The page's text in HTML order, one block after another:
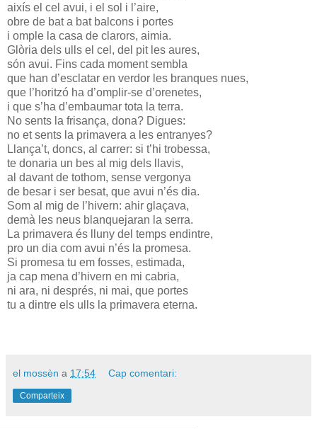
aixís el cel avui, i el sol i l’aire,
obre de bat a bat balcons i portes
i omple la casa de clarors, aimia.
Glòria dels ulls el cel, del pit les aures,
són avui. Fins cada moment sembla
que han d’esclatar en verdor les branques nues,
que l’horitzó ha d’omplir-se d’orenetes,
i que s’ha d’embaumar tota la terra.
No sents la frisança, dona? Digues:
no et sents la primavera a les entranyes?
Llança’t, doncs, al carrer: si t’hi trobessa,
te donaria un bes al mig dels llavis,
al davant de tothom, sense vergonya
de besar i ser besat, que avui n’és dia.
Som al mig de l’hivern: ahir glaçava,
demà les neus blanquejaran la serra.
La primavera és lluny del temps endintre,
pro un dia com avui n’és la promesa.
Si promesa tu em fosses, estimada,
ja cap mena d’hivern en mi cabria,
ni ara, ni després, ni mai, que portes
tu a dintre els ulls la primavera eterna.
el mossèn a 17:54 Cap comentari:
Comparteix